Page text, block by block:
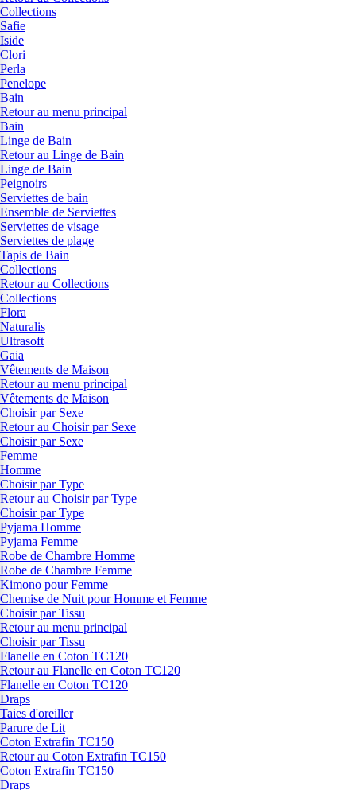
Collections
Safie
Iside
Clori
Perla
Penelope
Bain
Retour au menu principal
Bain
Linge de Bain
Retour au Linge de Bain
Linge de Bain
Peignoirs
Serviettes de bain
Ensemble de Serviettes
Serviettes de visage
Serviettes de plage
Tapis de Bain
Collections
Retour au Collections
Collections
Flora
Naturalis
Ultrasoft
Gaia
Vêtements de Maison
Retour au menu principal
Vêtements de Maison
Choisir par Sexe
Retour au Choisir par Sexe
Choisir par Sexe
Femme
Homme
Choisir par Type
Retour au Choisir par Type
Choisir par Type
Pyjama Homme
Pyjama Femme
Robe de Chambre Homme
Robe de Chambre Femme
Kimono pour Femme
Chemise de Nuit pour Homme et Femme
Choisir par Tissu
Retour au menu principal
Choisir par Tissu
Flanelle en Coton TC120
Retour au Flanelle en Coton TC120
Flanelle en Coton TC120
Draps
Taies d'oreiller
Parure de Lit
Coton Extrafin TC150
Retour au Coton Extrafin TC150
Coton Extrafin TC150
Draps